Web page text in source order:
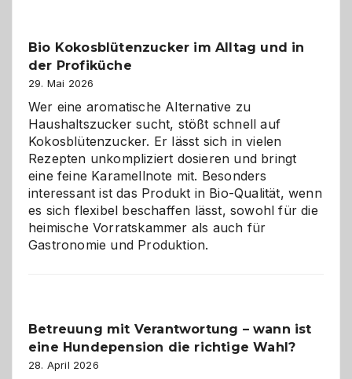
Gefahr
für
Hunde
im
eigenen
Zuhause
Bio Kokosblütenzucker im Alltag und in
der Profiküche
29. Mai 2026
Wer eine aromatische Alternative zu
Haushaltszucker sucht, stößt schnell auf
Kokosblütenzucker. Er lässt sich in vielen
Rezepten unkompliziert dosieren und bringt
eine feine Karamellnote mit. Besonders
interessant ist das Produkt in Bio-Qualität, wenn
es sich flexibel beschaffen lässt, sowohl für die
heimische Vorratskammer als auch für
Gastronomie und Produktion.
Betreuung mit Verantwortung – wann ist
eine Hundepension die richtige Wahl?
28. April 2026